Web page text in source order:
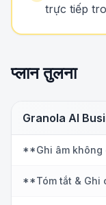
trực tiếp
प्लान तुलना
Granola AI
**Ghi âm không
**Tóm tắt & Ghi